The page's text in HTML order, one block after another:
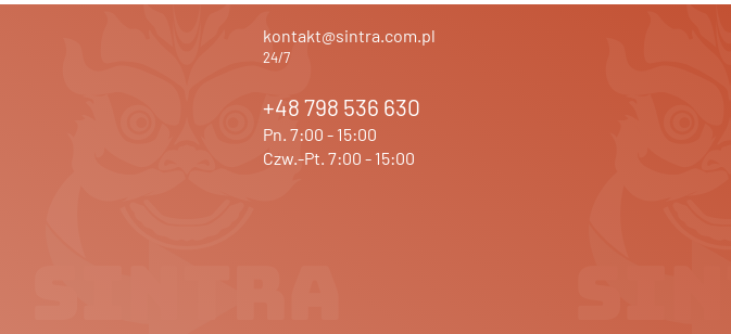
kontakt@sintra.com.pl
24/7
+48 798 536 630
Pn. 7:00 - 15:00
Czw.-Pt. 7:00 - 15:00